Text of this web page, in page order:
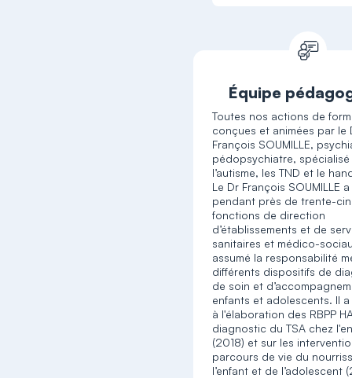
Équipe
Toutes nos actions de
conçues et animées par le
François SOUMILLE,
pédopsychiatre,
l’autisme, les TND et le
Le Dr François SOUMILLE
pendant près de trente-
fonctions de direction
d’établissements et de
sanitaires et médico-
assumé la responsabilité
différents dispositifs de
de soin et
enfants et adolescents. Il
à l'élaboration des RBPP
diagnostic du TSA chez
(2018) et sur les
parcours de vie du
l’enfant et de l’adolescent